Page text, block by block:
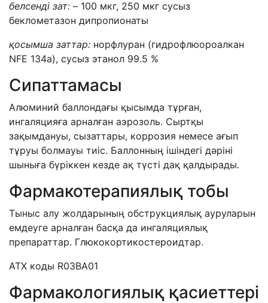
белсенді зат: – 100 мкг, 250 мкг сусыз
беклометазон дипропионаты
қосымша заттар: норфлуран (гидрофлюороалкан
NFE 134а), сусыз этанол 99.5 %
Сипаттамасы
Алюминий баллондағы қысымда тұрған,
ингаляцияға арналған аэрозоль. Сыртқы
зақымдануы, сызаттары, коррозия немесе ағып
тұруы болмауы тиіс. Баллонның ішіндегі дәріні
шыныға бүріккен кезде ақ түсті дақ қалдырады.
Фармакотерапиялық тобы
Тыныс алу жолдарының обструкциялық ауруларын
емдеуге арналған басқа да ингаляциялық
препараттар. Глюкокортикостероидтар.
АТХ коды R03ВА01
Фармакологиялық қасиеттері